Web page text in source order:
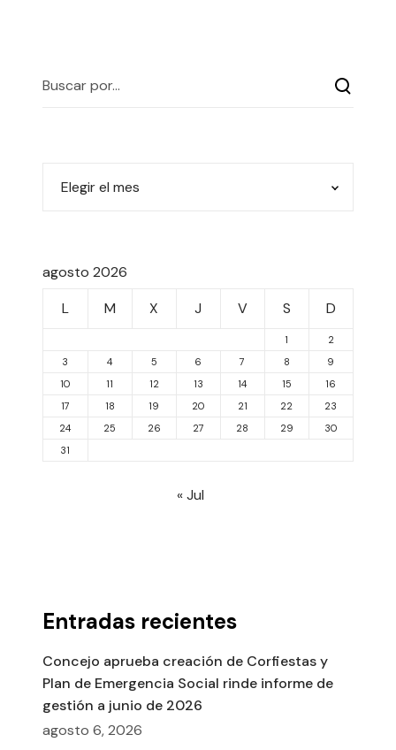
agosto 2026
L
M X J V S D
1
2
3
4 5 6 7 8
9
10
11 12 13 14 15
16
17
18 19 20 21 22
23
24
25 26 27 28 29
30
31
« Jul
Entradas recientes
Concejo aprueba creación de Corfiestas y
Plan de Emergencia Social rinde informe de
gestión a junio de 2026
agosto 6, 2026